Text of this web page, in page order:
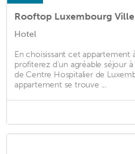
Rooftop Luxembourg Ville
Hotel
En choisissant cet appartement
profiterez d'un agréable séjour
de Centre Hospitalier de
appartement se trouve ...